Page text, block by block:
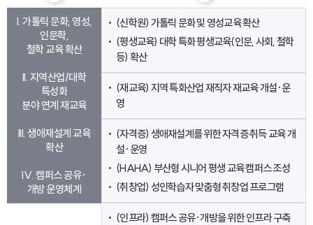
I. 가톨릭 문화, 영성,
인문학,
철학 교육 확산
II. 지역산업/대학
특성화
분야 연계 재교육
III. 생애재설계 교육
확산
IV. 캠퍼스 공유·
개방 운영체계
(신학원) 가톨릭 문화 및 영성교육 확산
(평생교육) 대학 특화 평생교육(인문, 사회, 철학
등) 확산
(재교육) 지역 특화산업 재직자 재교육 개설·운
영
(자격증) 생애재설계를 위한 자격증 취득 교육 개
설·운영
(HAHA) 부산형 시니어 평생 교육 캠퍼스 조성
(취창업) 성인학습자 맞춤형 취창업 프로그램
(인프라) 캠퍼스 공유·개방을 위한 인프라 구축